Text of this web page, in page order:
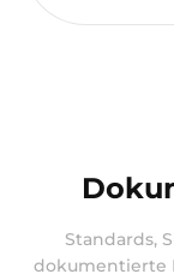
Standards,
dokumentierte